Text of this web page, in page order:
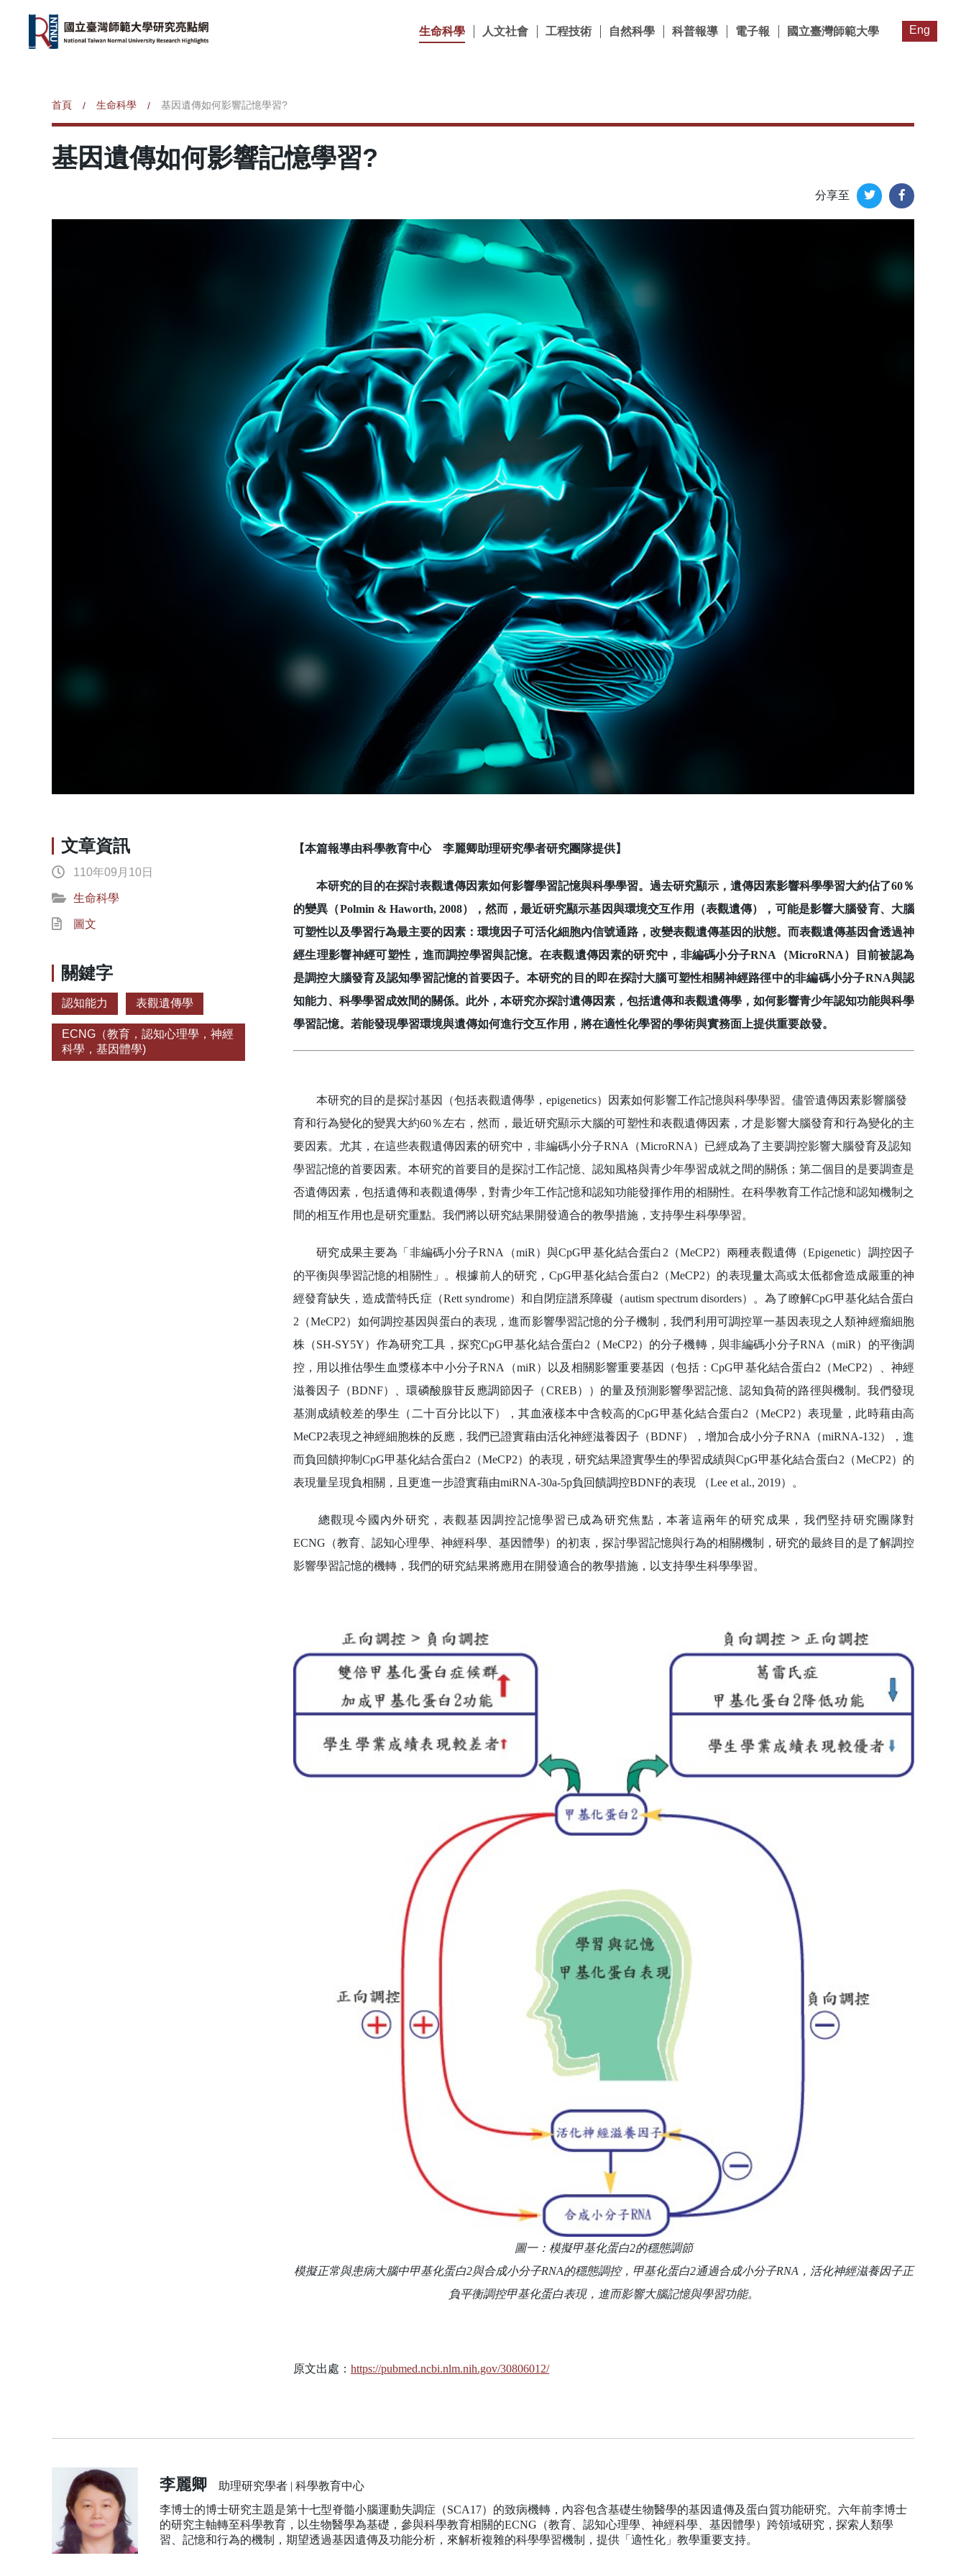
生命科學 人文社會 工程技術 自然科學 科普報導 電子報 國立臺灣師範大學 Eng
首頁 / 生命科學 / 基因遺傳如何影響記憶學習?
基因遺傳如何影響記憶學習?
分享至
文章資訊
110年09月10日
生命科學
圖文
關鍵字
認知能力 表觀遺傳學
ECNG（教育，認知心理學，神經
科學，基因體學)
【本篇報導由科學教育中心 李麗卿助理研究學者研究團隊提供】
本研究的目的在探討表觀遺傳因素如何影響學習記憶與科學學習。過去研究顯示，遺傳因素影響科學學習大約佔了60％
的變異（Polmin & Haworth, 2008），然而，最近研究顯示基因與環境交互作用（表觀遺傳），可能是影響大腦發育、大腦
可塑性以及學習行為最主要的因素：環境因子可活化細胞內信號通路，改變表觀遺傳基因的狀態。而表觀遺傳基因會透過神
經生理影響神經可塑性，進而調控學習與記憶。在表觀遺傳因素的研究中，非編碼小分子RNA（MicroRNA）目前被認為
是調控大腦發育及認知學習記憶的首要因子。本研究的目的即在探討大腦可塑性相關神經路徑中的非編碼小分子RNA與認
知能力、科學學習成效間的關係。此外，本研究亦探討遺傳因素，包括遺傳和表觀遺傳學，如何影響青少年認知功能與科學
學習記憶。若能發現學習環境與遺傳如何進行交互作用，將在適性化學習的學術與實務面上提供重要啟發。
本研究的目的是探討基因（包括表觀遺傳學，epigenetics）因素如何影響工作記憶與科學學習。儘管遺傳因素影響腦發
育和行為變化的變異大約60％左右，然而，最近研究顯示大腦的可塑性和表觀遺傳因素，才是影響大腦發育和行為變化的主
要因素。尤其，在這些表觀遺傳因素的研究中，非編碼小分子RNA（MicroRNA）已經成為了主要調控影響大腦發育及認知
學習記憶的首要因素。本研究的首要目的是探討工作記憶、認知風格與青少年學習成就之間的關係；第二個目的是要調查是
否遺傳因素，包括遺傳和表觀遺傳學，對青少年工作記憶和認知功能發揮作用的相關性。在科學教育工作記憶和認知機制之
間的相互作用也是研究重點。我們將以研究結果開發適合的教學措施，支持學生科學學習。
研究成果主要為「非編碼小分子RNA（miR）與CpG甲基化結合蛋白2（MeCP2）兩種表觀遺傳（Epigenetic）調控因子
的平衡與學習記憶的相關性」。根據前人的研究，CpG甲基化結合蛋白2（MeCP2）的表現量太高或太低都會造成嚴重的神
經發育缺失，造成蕾特氏症（Rett syndrome）和自閉症譜系障礙（autism spectrum disorders）。為了瞭解CpG甲基化結合蛋白
2（MeCP2）如何調控基因與蛋白的表現，進而影響學習記憶的分子機制，我們利用可調控單一基因表現之人類神經瘤細胞
株（SH-SY5Y）作為研究工具，探究CpG甲基化結合蛋白2（MeCP2）的分子機轉，與非編碼小分子RNA（miR）的平衡調
控，用以推估學生血漿樣本中小分子RNA（miR）以及相關影響重要基因（包括：CpG甲基化結合蛋白2（MeCP2）、神經
滋養因子（BDNF）、環磷酸腺苷反應調節因子（CREB））的量及預測影響學習記憶、認知負荷的路徑與機制。我們發現
基測成績較差的學生（二十百分比以下），其血液樣本中含較高的CpG甲基化結合蛋白2（MeCP2）表現量，此時藉由高
MeCP2表現之神經細胞株的反應，我們已證實藉由活化神經滋養因子（BDNF），增加合成小分子RNA（miRNA-132），進
而負回饋抑制CpG甲基化結合蛋白2（MeCP2）的表現，研究結果證實學生的學習成績與CpG甲基化結合蛋白2（MeCP2）的
表現量呈現負相關，且更進一步證實藉由miRNA-30a-5p負回饋調控BDNF的表現 （Lee et al., 2019）。
總觀現今國內外研究，表觀基因調控記憶學習已成為研究焦點，本著這兩年的研究成果，我們堅持研究團隊對
ECNG（教育、認知心理學、神經科學、基因體學）的初衷，探討學習記憶與行為的相關機制，研究的最終目的是了解調控
影響學習記憶的機轉，我們的研究結果將應用在開發適合的教學措施，以支持學生科學學習。
圖一：模擬甲基化蛋白2的穩態調節
模擬正常與患病大腦中甲基化蛋白2與合成小分子RNA的穩態調控，甲基化蛋白2通過合成小分子RNA，活化神經滋養因子正
負平衡調控甲基化蛋白表現，進而影響大腦記憶與學習功能。
原文出處： https://pubmed.ncbi.nlm.nih.gov/30806012/
李麗卿
助理研究學者 | 科學教育中心
李博士的博士研究主題是第十七型脊髓小腦運動失調症（SCA17）的致病機轉，內容包含基礎生物醫學的基因遺傳及蛋白質功能研究。六年前李博士
的研究主軸轉至科學教育，以生物醫學為基礎，參與科學教育相關的ECNG（教育、認知心理學、神經科學、基因體學）跨領域研究，探索人類學
習、記憶和行為的機制，期望透過基因遺傳及功能分析，來解析複雜的科學學習機制，提供「適性化」教學重要支持。